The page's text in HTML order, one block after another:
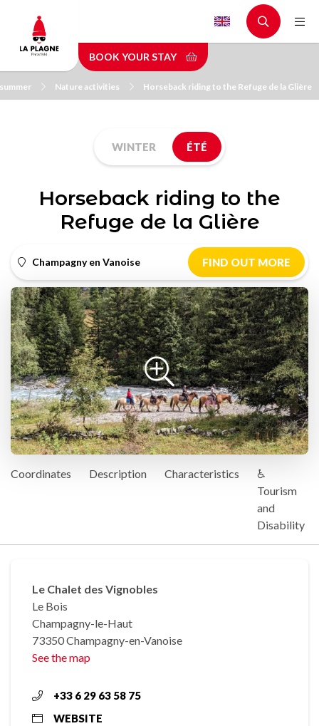
main
content
BOOK YOUR STAY
Nature activities Horseback riding to the Refuge de la Glière
WINTER ÉTÉ
Horseback riding to the
Refuge de la Glière
Champagny en Vanoise FIND OUT MORE
Coordinates Description Characteristics
♿
Tourism
and
Disability
Le Chalet des Vignobles
Le Bois
Champagny-le-Haut
73350 Champagny-en-Vanoise
See the map
+33 6 29 63 58 75
WEBSITE